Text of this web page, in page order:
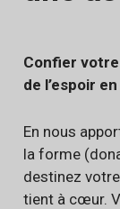
Confier votre
de l’espoir
En nous
la forme
destinez
tient à cœur.